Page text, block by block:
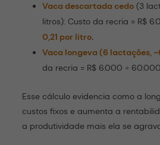
Vaca descartada cedo (3
litros): Custo da recria = R$
0,21 por litro.
Vaca longeva (6 lactações,
da recria = R$ 6.000 ÷
Esse cálculo evidencia como a
custos fixos e aumenta a
a produtividade mais ela se